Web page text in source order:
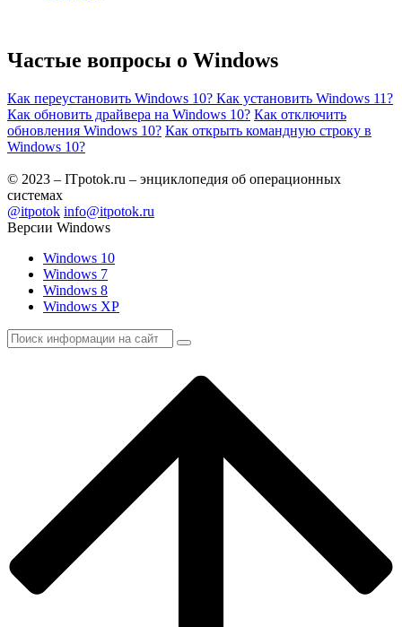
Частые вопросы о Windows
Как переустановить Windows 10? Как установить Windows 11?
Как обновить драйвера на Windows 10? Как отключить
обновления Windows 10? Как открыть командную строку в
Windows 10?
© 2023 – ITpotok.ru – энциклопедия об операционных
системах
@itpotok info@itpotok.ru
Версии Windows
Windows 10
Windows 7
Windows 8
Windows XP